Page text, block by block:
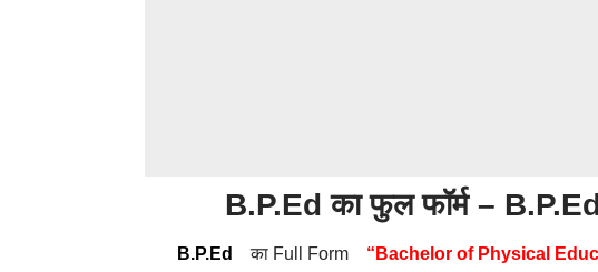
B.P.Ed का फुल फॉर्म –
B.P.Ed का Full Form “Bachelor of Physical